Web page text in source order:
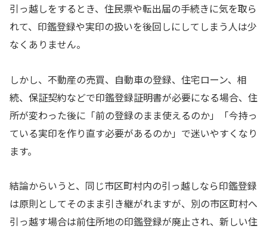
引っ越しをするとき、住民票や転出届の手続きに気を取ら
れて、印鑑登録や実印の扱いを後回しにしてしまう人は少
なくありません。
しかし、不動産の売買、自動車の登録、住宅ローン、相
続、保証契約などで印鑑登録証明書が必要になる場合、住
所が変わった後に「前の登録のまま使えるのか」「今持っ
ている実印を作り直す必要があるのか」で迷いやすくなり
ます。
結論からいうと、同じ市区町村内の引っ越しなら印鑑登録
は原則としてそのまま引き継がれますが、別の市区町村へ
引っ越す場合は前住所地の印鑑登録が廃止され、新しい住